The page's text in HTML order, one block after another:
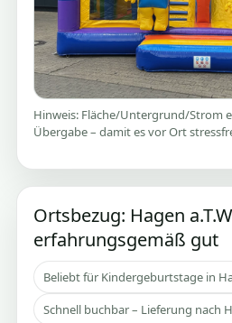
Hinweis: Fläche/Untergrund/Strom
Übergabe – damit es vor Ort
Ortsbezug: Hagen
erfahrungsgemäß gut
Beliebt für Kindergeburtstage in
Schnell buchbar – Lieferung nach